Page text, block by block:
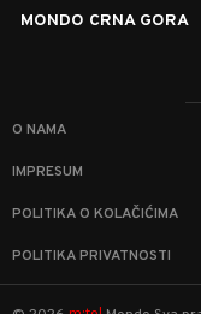
MONDO CRNA GORA
O NAMA
IMPRESUM
POLITIKA O KOLAČIĆIMA
POLITIKA PRIVATNOSTI